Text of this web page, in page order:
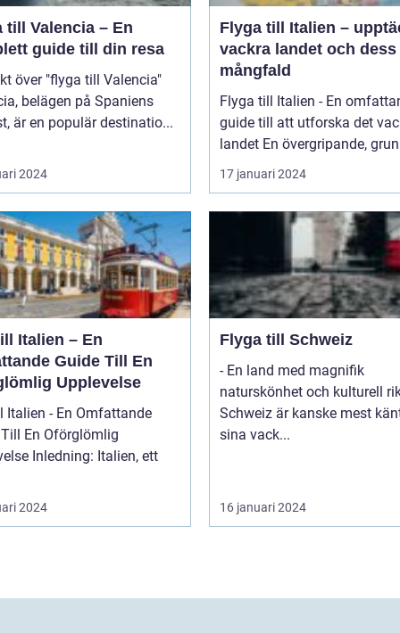
till Valencia – En
guide till din resa
över "flyga till Valencia"
belägen på Spaniens
är en populär destinatio...
2024
Flyga till Italien –
vackra landet och dess
mångfald
Flyga till Italien - En
guide till att utforska det
landet En övergripande,
17 januari 2024
Italien – En
Guide Till En
Upplevelse
Italien - En Omfattande
En Oförglömlig
Italien, ett
2024
Flyga till Schweiz
- En land med magnifik
naturskönhet och kulturell
Schweiz är kanske mest
sina vack...
16 januari 2024